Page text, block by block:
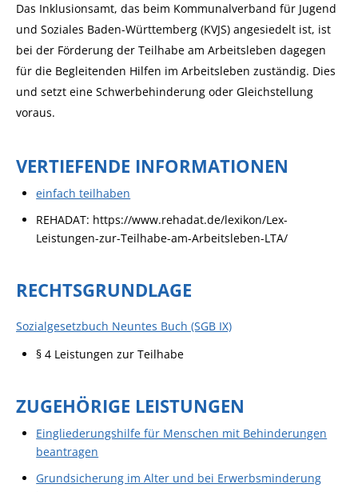
Das Inklusionsamt, das beim Kommunalverband für Jugend
und Soziales Baden-Württemberg (KVJS) angesiedelt ist, ist
bei der Förderung der Teilhabe am Arbeitsleben dagegen
für die Begleitenden Hilfen im Arbeitsleben zuständig. Dies
und setzt eine Schwerbehinderung oder Gleichstellung
voraus.
VERTIEFENDE INFORMATIONEN
einfach teilhaben
REHADAT: https://www.rehadat.de/lexikon/Lex-
Leistungen-zur-Teilhabe-am-Arbeitsleben-LTA/
RECHTSGRUNDLAGE
Sozialgesetzbuch Neuntes Buch (SGB IX)
§ 4 Leistungen zur Teilhabe
ZUGEHÖRIGE LEISTUNGEN
Eingliederungshilfe für Menschen mit Behinderungen
beantragen
Grundsicherung im Alter und bei Erwerbsminderung